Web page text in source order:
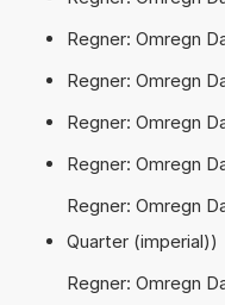
Regner: Omregn
Regner: Omregn
Regner: Omregn
Regner: Omregn
Regner: Omregn
Quarter (imperial))
Regner: Omregn